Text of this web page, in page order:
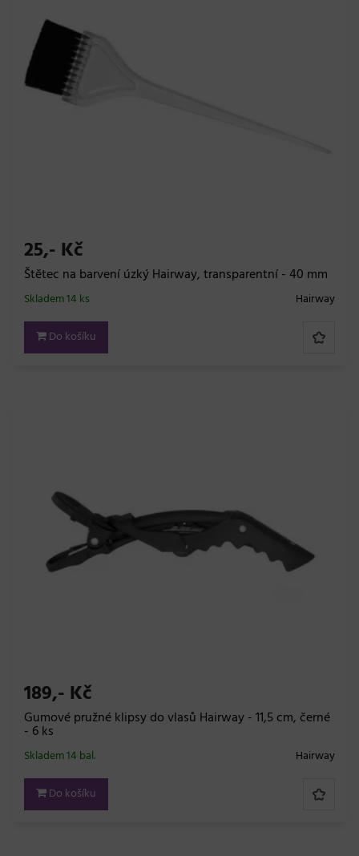
25,- Kč
Štětec na barvení úzký Hairway, transparentní - 40 mm
Hairway
Skladem 14 ks
Do košíku
189,- Kč
Gumové pružné klipsy do vlasů Hairway - 11,5 cm, černé
- 6 ks
Hairway
Skladem 14 bal.
Do košíku